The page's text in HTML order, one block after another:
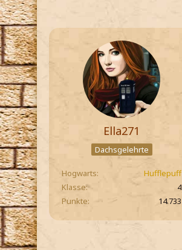
Ella271
Dachsgelehrte
Hogwarts
Hufflepuff
Klasse
4
Punkte
14.733